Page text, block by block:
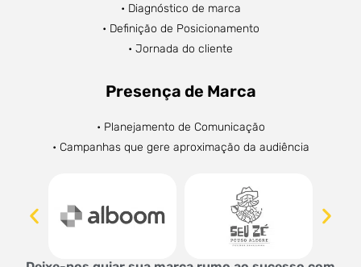
• Diagnóstico de marca
• Definição de Posicionamento
• Jornada do cliente
Presença de Marca
• Planejamento de Comunicação
• Campanhas que gere aproximação da audiência